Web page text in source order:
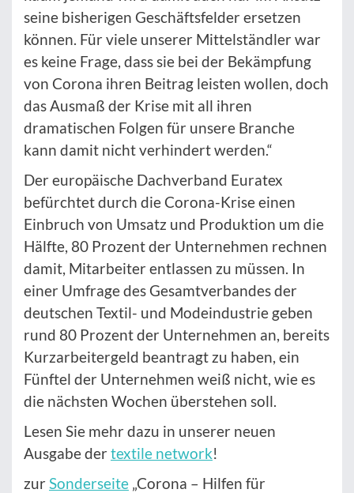
seine bisherigen Geschäftsfelder ersetzen
können. Für viele unserer Mittelständler war
es keine Frage, dass sie bei der Bekämpfung
von Corona ihren Beitrag leisten wollen, doch
das Ausmaß der Krise mit all ihren
dramatischen Folgen für unsere Branche
kann damit nicht verhindert werden.“
Der europäische Dachverband Euratex
befürchtet durch die Corona-Krise einen
Einbruch von Umsatz und Produktion um die
Hälfte, 80 Prozent der Unternehmen rechnen
damit, Mitarbeiter entlassen zu müssen. In
einer Umfrage des Gesamtverbandes der
deutschen Textil- und Modeindustrie geben
rund 80 Prozent der Unternehmen an, bereits
Kurzarbeitergeld beantragt zu haben, ein
Fünftel der Unternehmen weiß nicht, wie es
die nächsten Wochen überstehen soll.
Lesen Sie mehr dazu in unserer neuen
Ausgabe dertextile network!
zurSonderseite „Corona – Hilfen für